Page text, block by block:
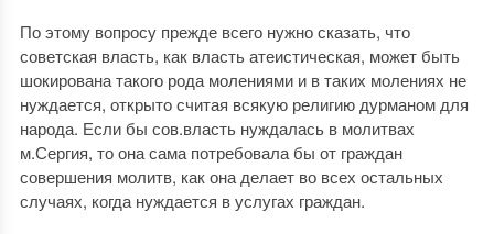
По этому вопросу прежде всего нужно сказать, что
советская власть, как власть атеистическая, может быть
шокирована такого рода молениями и в таких молениях не
нуждается, открыто считая всякую религию дурманом для
народа. Если бы сов.власть нуждалась в молитвах
м.Сергия, то она сама потребовала бы от граждан
совершения молитв, как она делает во всех остальных
случаях, когда нуждается в услугах граждан.